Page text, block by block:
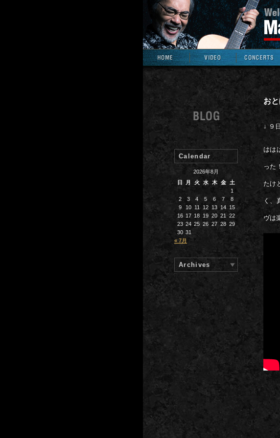
お
↓ ９
はは
った
たけ
く、
ヴは
Calendar
2026年8月
日
月 火 水 木 金
土
1
2
3 4 5 6 7
8
9
10 11 12 13 14 15
16 17 18 19 20 21
22
23 24 25 26 27 28 29
30 31
« 7月
Archives